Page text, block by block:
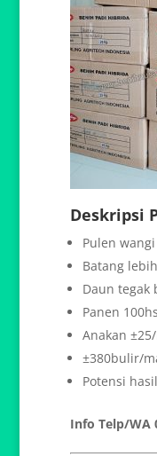
Deskripsi
Pulen wangi
Batang
Daun tegak
Panen
Anakan
±380bulir/
Potensi
Info Telp/WA